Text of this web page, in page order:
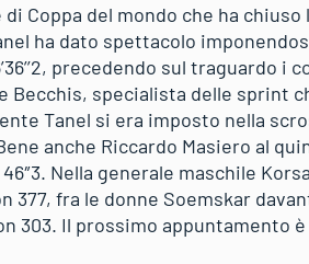
Coppa del mondo che ha
ha dato spettacolo
precedendo sul traguardo i
Becchis, specialista delle sprint
Tanel si era imposto nella
anche Riccardo Masiero al
Nella generale maschile
377, fra le donne Soemskar
303. Il prossimo appuntamento